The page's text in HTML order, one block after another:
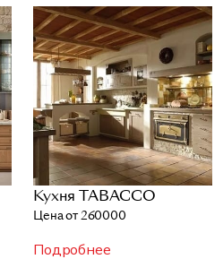
Кухня TABACCO
Цена от 260000
Подробнее